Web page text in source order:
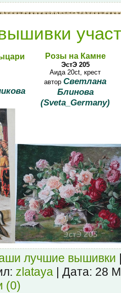
Розы на Камне
ЭстЭ 205
Аида 20ct, крест
автор Светлана
Блинова
(Sveta_Germany)
лучшие вышивки
zlataya | Дата: 28
(0)